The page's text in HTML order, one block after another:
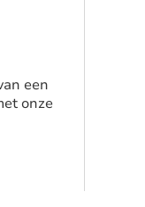
een
onze